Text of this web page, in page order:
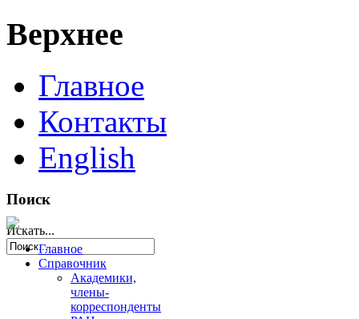
Верхнее
Главное
Контакты
English
Поиск
Искать...
Главное
Справочник
Академики,
члены-
корреспонденты